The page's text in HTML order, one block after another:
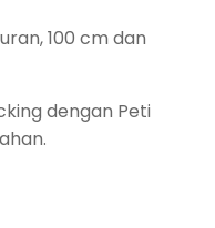
100 cm dan
dengan Peti